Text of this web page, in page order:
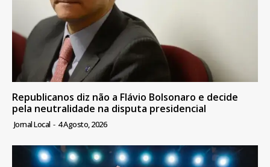
Republicanos diz não a Flávio Bolsonaro e decide
pela neutralidade na disputa presidencial
Jornal Local - 4 Agosto, 2026